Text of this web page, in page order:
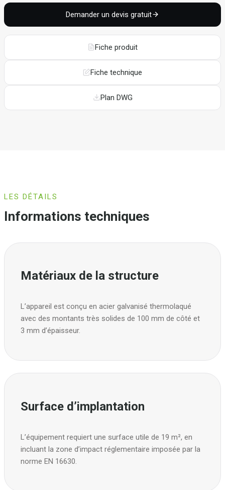
Demander un devis gratuit
Fiche produit
Fiche technique
Plan DWG
LES DÉTAILS
Informations techniques
Matériaux de la structure
L’appareil est conçu en acier galvanisé thermolaqué
avec des montants très solides de 100 mm de côté et
3 mm d’épaisseur.
Surface d’implantation
L’équipement requiert une surface utile de 19 m², en
incluant la zone d’impact réglementaire imposée par la
norme EN 16630.